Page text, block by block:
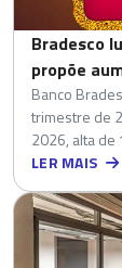
Bradesco
propõe
Banco
trimestre de
2026, alta de
LER MAIS